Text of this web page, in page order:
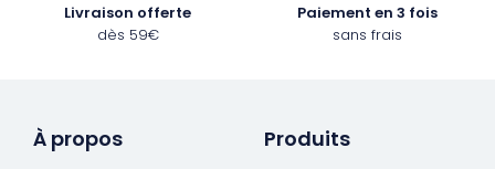
Livraison offerte
dès 59€
Paiement en 3 fois
sans frais
À propos Produits